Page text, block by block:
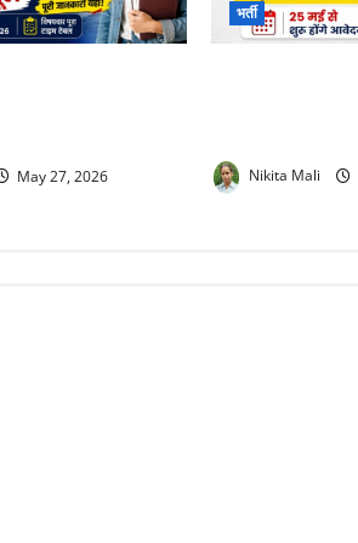
May 27, 2026
भर्ती
Nikita Mali